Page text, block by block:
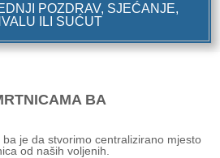
POZDRAV, SJEĆANJE,
ILI SUĆUT
BA
je da stvorimo centralizirano mjesto
od naših voljenih.